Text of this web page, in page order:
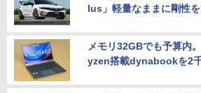
lus」軽量なままに剛性
メモリ32GBでも予算内
yzen搭載dynabookを2